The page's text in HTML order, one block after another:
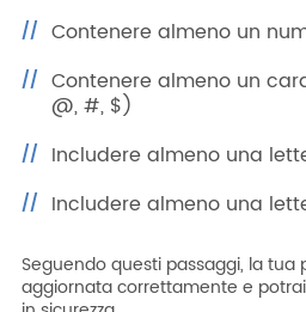
Contenere almeno un
Contenere almeno un
@, #, $)
Includere almeno una
Includere almeno una
Seguendo questi passaggi, la tua
aggiornata correttamente e